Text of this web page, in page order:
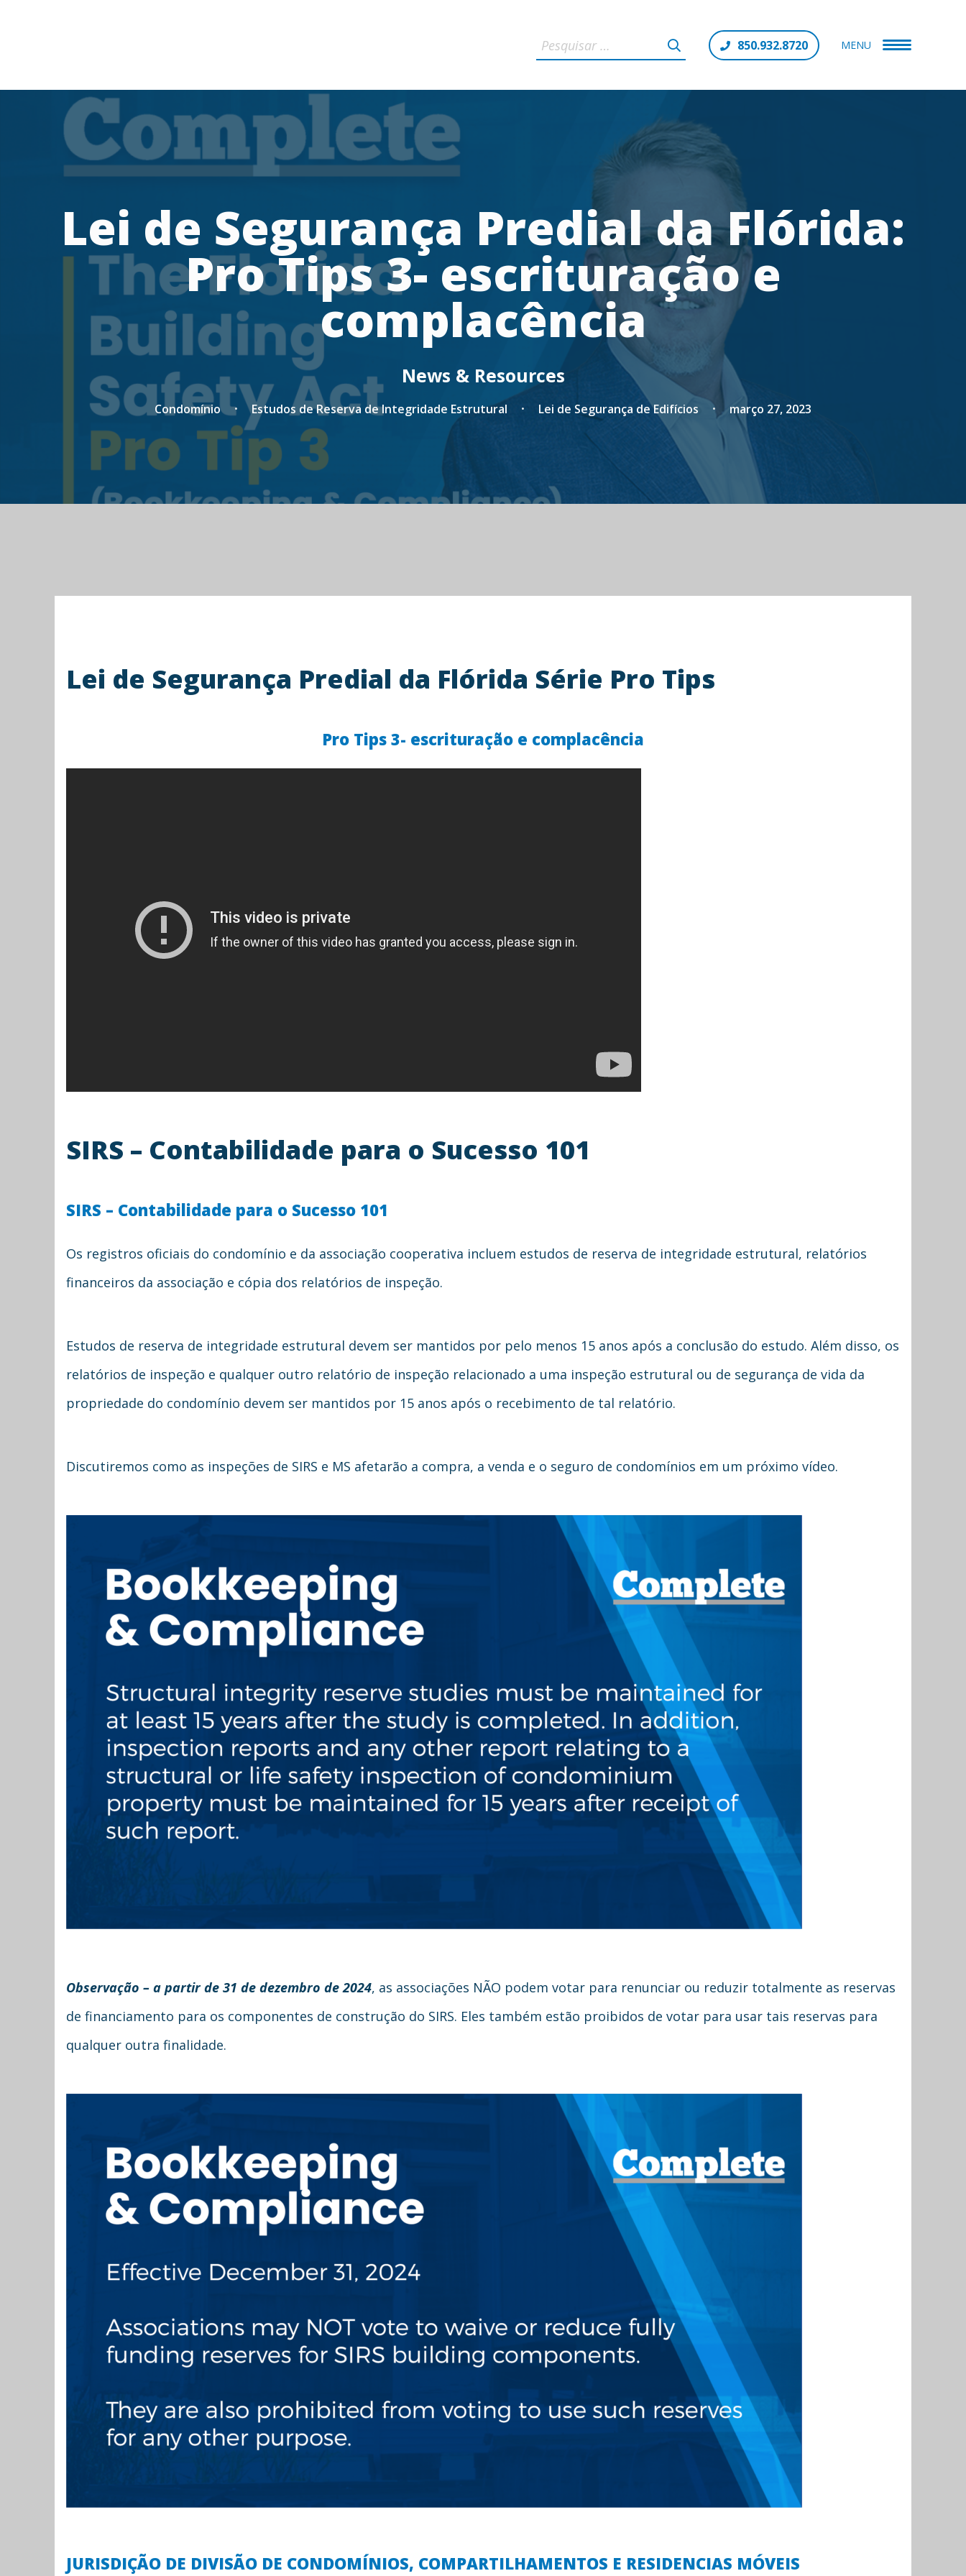
850.932.8720 MENU
Lei de Segurança Predial da Flórida:
Pro Tips 3- escrituração e
complacência
News & Resources
Condomínio Estudos de Reserva de Integridade Estrutural Lei de Segurança de Edifícios março 27, 2023
Lei de Segurança Predial da Flórida Série Pro Tips
Pro Tips 3- escrituração e complacência
SIRS – Contabilidade para o Sucesso 101
SIRS – Contabilidade para o Sucesso 101
Os registros oficiais do condomínio e da associação cooperativa incluem estudos de reserva de integridade estrutural, relatórios
financeiros da associação e cópia dos relatórios de inspeção.
Estudos de reserva de integridade estrutural devem ser mantidos por pelo menos 15 anos após a conclusão do estudo. Além disso, os
relatórios de inspeção e qualquer outro relatório de inspeção relacionado a uma inspeção estrutural ou de segurança de vida da
propriedade do condomínio devem ser mantidos por 15 anos após o recebimento de tal relatório.
Discutiremos como as inspeções de SIRS e MS afetarão a compra, a venda e o seguro de condomínios em um próximo vídeo.
Observação – a partir de 31 de dezembro de 2024, as associações NÃO podem votar para renunciar ou reduzir totalmente as reservas
de financiamento para os componentes de construção do SIRS. Eles também estão proibidos de votar para usar tais reservas para
qualquer outra finalidade.
JURISDIÇÃO DE DIVISÃO DE CONDOMÍNIOS, COMPARTILHAMENTOS E RESIDENCIAS MÓVEIS